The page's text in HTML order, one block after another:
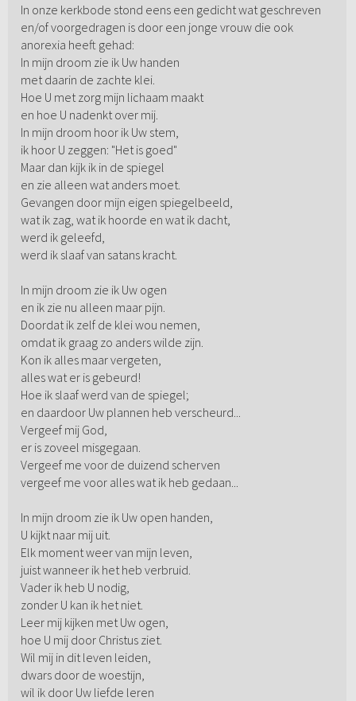
In onze kerkbode stond eens een gedicht wat geschreven
en/of voorgedragen is door een jonge vrouw die ook
anorexia heeft gehad:
In mijn droom zie ik Uw handen
met daarin de zachte klei.
Hoe U met zorg mijn lichaam maakt
en hoe U nadenkt over mij.
In mijn droom hoor ik Uw stem,
ik hoor U zeggen: "Het is goed"
Maar dan kijk ik in de spiegel
en zie alleen wat anders moet.
Gevangen door mijn eigen spiegelbeeld,
wat ik zag, wat ik hoorde en wat ik dacht,
werd ik geleefd,
werd ik slaaf van satans kracht.
In mijn droom zie ik Uw ogen
en ik zie nu alleen maar pijn.
Doordat ik zelf de klei wou nemen,
omdat ik graag zo anders wilde zijn.
Kon ik alles maar vergeten,
alles wat er is gebeurd!
Hoe ik slaaf werd van de spiegel;
en daardoor Uw plannen heb verscheurd...
Vergeef mij God,
er is zoveel misgegaan.
Vergeef me voor de duizend scherven
vergeef me voor alles wat ik heb gedaan...
In mijn droom zie ik Uw open handen,
U kijkt naar mij uit.
Elk moment weer van mijn leven,
juist wanneer ik het heb verbruid.
Vader ik heb U nodig,
zonder U kan ik het niet.
Leer mij kijken met Uw ogen,
hoe U mij door Christus ziet.
Wil mij in dit leven leiden,
dwars door de woestijn,
wil ik door Uw liefde leren